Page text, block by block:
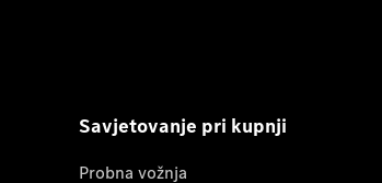
Savjetovanje pri kupnji
Probna vožnja